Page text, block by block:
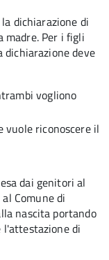
dichiarazione di
madre. Per i figli
deve
vogliono
vuole riconoscere il
dai genitori al
Comune di
nascita portando
l'attestazione di